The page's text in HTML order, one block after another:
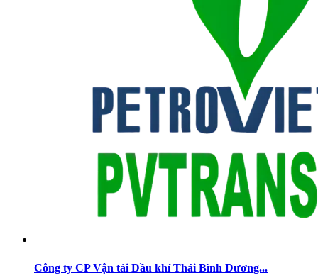
Công ty CP Vận tải Dầu khí Thái Bình Dương...